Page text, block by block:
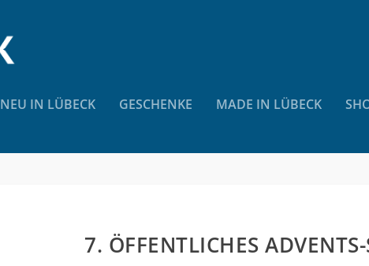
NEU IN LÜBECK GESCHENKE MADE IN LÜBECK
7. ÖFFENTLICHES